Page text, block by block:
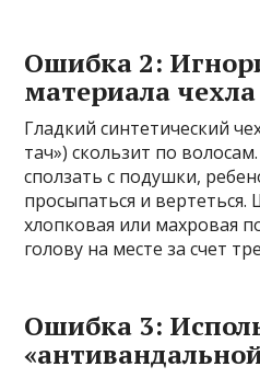
Ошибка 2:
материала чехла
Гладкий синтетический
тач») скользит по
сползать с подушки,
просыпаться и вертеться.
хлопковая или махровая
голову на месте за счет
Ошибка 3: